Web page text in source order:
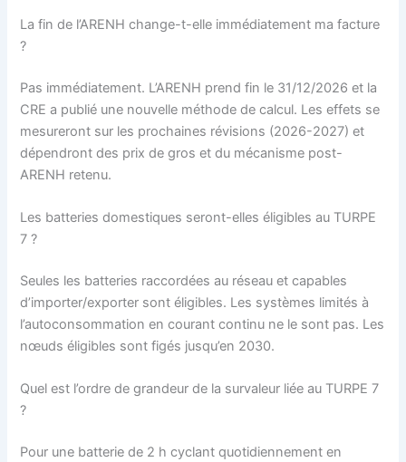
La fin de l’ARENH change-t-elle immédiatement ma facture
?
Pas immédiatement. L’ARENH prend fin le 31/12/2026 et la
CRE a publié une nouvelle méthode de calcul. Les effets se
mesureront sur les prochaines révisions (2026-2027) et
dépendront des prix de gros et du mécanisme post-
ARENH retenu.
Les batteries domestiques seront-elles éligibles au TURPE
7 ?
Seules les batteries raccordées au réseau et capables
d’importer/exporter sont éligibles. Les systèmes limités à
l’autoconsommation en courant continu ne le sont pas. Les
nœuds éligibles sont figés jusqu’en 2030.
Quel est l’ordre de grandeur de la survaleur liée au TURPE 7
?
Pour une batterie de 2 h cyclant quotidiennement en